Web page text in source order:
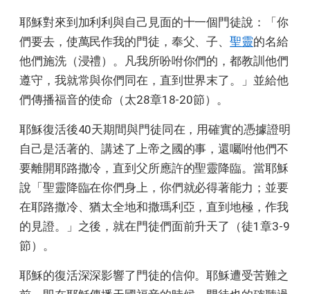
耶穌對來到加利利與自己見面的十一個門徒說：「你
們要去，使萬民作我的門徒，奉父、子、聖靈的名給
他們施洗（浸禮）。凡我所吩咐你們的，都教訓他們
遵守，我就常與你們同在，直到世界末了。」並給他
們傳播福音的使命（太28章18-20節）。
耶穌復活後40天期間與門徒同在，用確實的憑據證明
自己是活著的、講述了上帝之國的事，還囑咐他們不
要離開耶路撒冷，直到父所應許的聖靈降臨。當耶穌
說「聖靈降臨在你們身上，你們就必得著能力；並要
在耶路撒冷、猶太全地和撒瑪利亞，直到地極，作我
的見證。」之後，就在門徒們面前升天了（徒1章3-9
節）。
耶穌的復活深深影響了門徒的信仰。耶穌遭受苦難之